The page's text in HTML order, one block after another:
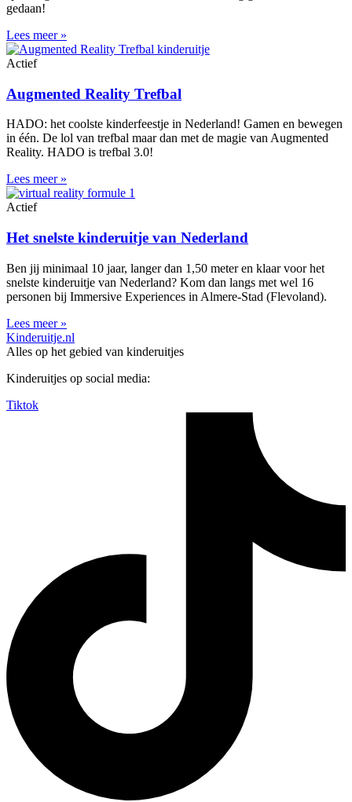
gedaan!
Lees meer »
Actief
Augmented Reality Trefbal
HADO: het coolste kinderfeestje in Nederland! Gamen en bewegen
in één. De lol van trefbal maar dan met de magie van Augmented
Reality. HADO is trefbal 3.0!
Lees meer »
Actief
Het snelste kinderuitje van Nederland
Ben jij minimaal 10 jaar, langer dan 1,50 meter en klaar voor het
snelste kinderuitje van Nederland? Kom dan langs met wel 16
personen bij Immersive Experiences in Almere-Stad (Flevoland).
Lees meer »
Kinderuitje.nl
Alles op het gebied van kinderuitjes
Kinderuitjes op social media:
Tiktok